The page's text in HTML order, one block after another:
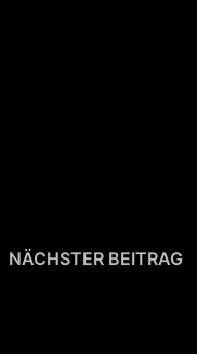
NÄCHSTER BEITRAG